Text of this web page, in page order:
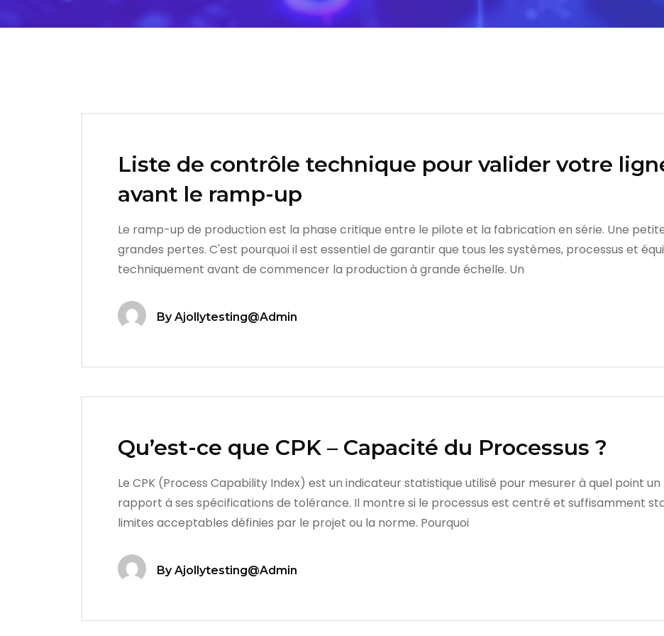
Liste de contrôle technique pour valider votre
avant le ramp-up
Le ramp-up de production est la phase critique entre le pilote et la fabrication en série. Une
grandes pertes. C'est pourquoi il est essentiel de garantir que tous les systèmes, processus et
techniquement avant de commencer la production à grande échelle. Un
ByAjollytesting@admin
Qu’est-ce que CPK – Capacité du Processus ?
Le CPK (Process Capability Index) est un indicateur statistique utilisé pour mesurer à quel point
rapport à ses spécifications de tolérance. Il montre si le processus est centré et suffisamment
limites acceptables définies par le projet ou la norme. Pourquoi
ByAjollytesting@admin